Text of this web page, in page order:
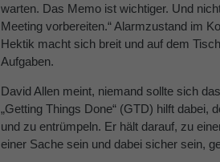
warten. Das Memo ist wichtiger. Und
Meeting vorbereiten.“ Alarmzustand im
Hektik macht sich breit und auf dem
Aufgaben.
David Allen meint, niemand sollte sich
„Getting Things Done“ (GTD) hilft dabei,
und zu entrümpeln. Er hält darauf, zu
einer Sache sein und dabei sicher sein,